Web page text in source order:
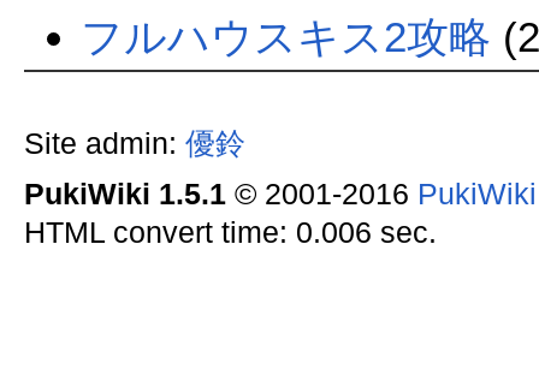
フルハウスキス2攻略
Site admin: 優鈴
PukiWiki 1.5.1© 2001-2016
HTML convert time: 0.006 sec.